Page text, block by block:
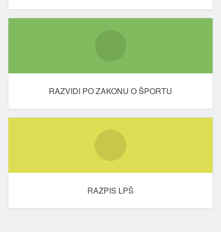
RAZVIDI PO ZAKONU O ŠPORTU
RAZPIS LPŠ